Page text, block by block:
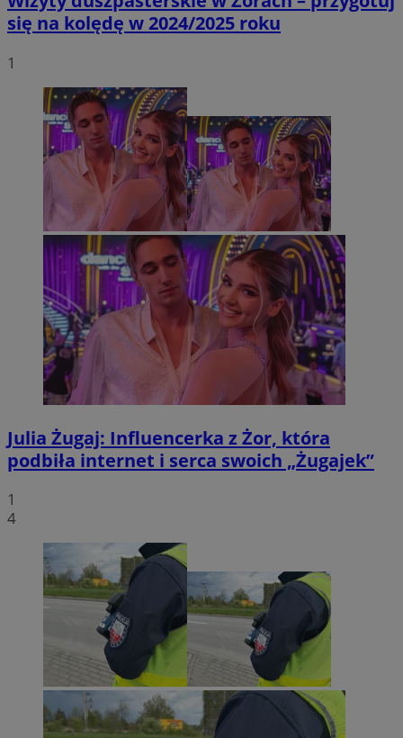
się na kolędę w 2024/2025 roku
1
Julia Żugaj: Influencerka z Żor, która
podbiła internet i serca swoich „Żugajek”
1
4